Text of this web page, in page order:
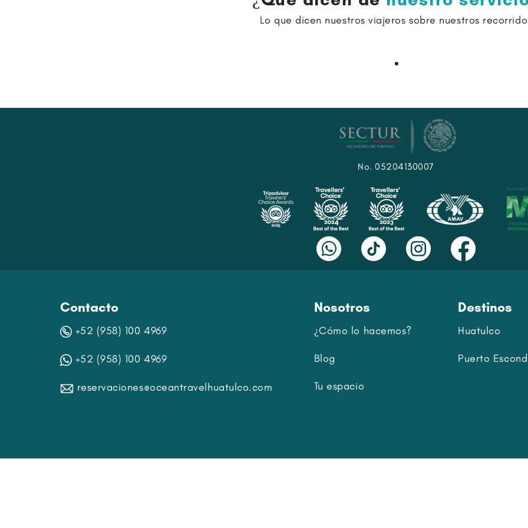
Lo que dicen nuestros viajeros sobre nuestros
No. 05204130007
Contacto
+52 (958) 100 4969
+52 (958) 100 4969
reservaciones@oceantravelhuatulco.com
Nosotros
¿Cómo lo hacemos?
Blog
Tu espacio
Destinos
Huatulco
Puerto